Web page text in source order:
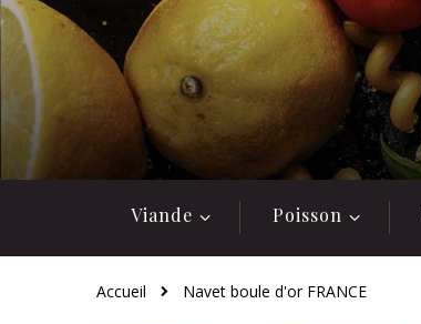
Viande Poisson
Accueil Navet boule d'or FRANCE